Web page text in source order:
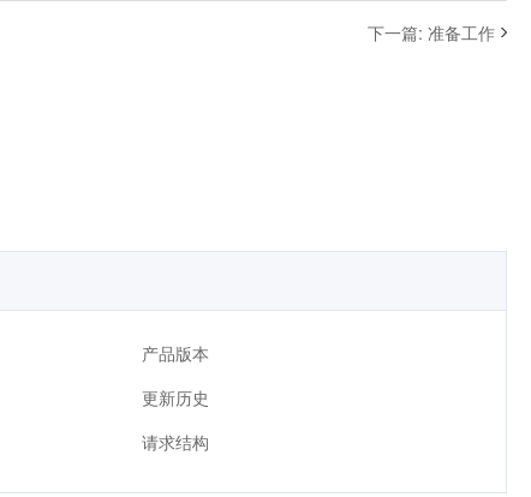
下一篇: 准备工作
产品版本
更新历史
请求结构